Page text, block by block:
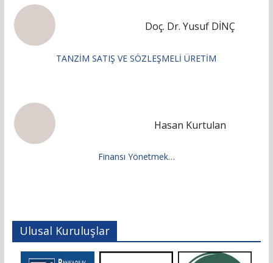
Doç. Dr. Yusuf DİNÇ
TANZİM SATIŞ VE SÖZLEŞMELİ ÜRETİM
Hasan Kurtulan
Finansı Yönetmek…
Ulusal Kuruluşlar